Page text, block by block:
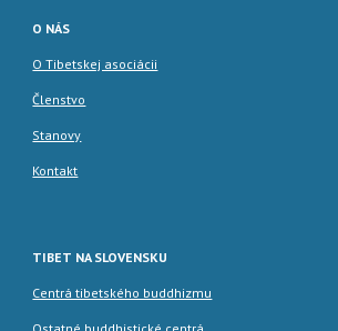
O NÁS
O Tibetskej asociácii
Členstvo
Stanovy
Kontakt
TIBET NA SLOVENSKU
Centrá tibetského buddhizmu